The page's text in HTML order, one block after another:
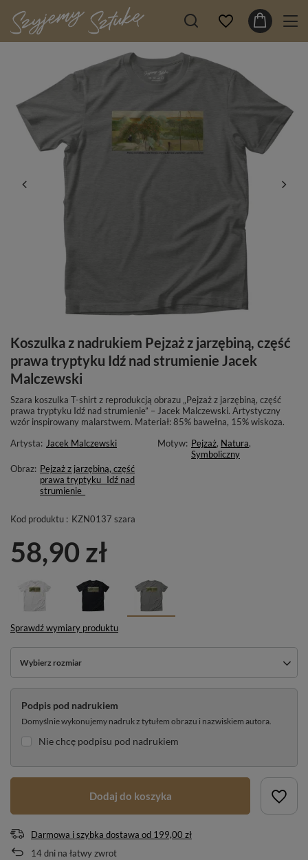
Koszulka z nadrukiem Pejzaż z jarzębiną, część
prawa tryptyku Idź nad strumienie Jacek
Malczewski
Szara koszulka T-shirt z reprodukcją obrazu „Pejzaż z jarzębiną, część
prawa tryptyku Idź nad strumienie” – Jacek Malczewski. Artystyczny
wzór inspirowany malarstwem. Materiał: 85% bawełna, 15% wiskoza.
Artysta: Jacek Malczewski Motyw: Pejzaż, Natura,
Symboliczny
Obraz: Pejzaż z jarzębiną, część
prawa tryptyku _Idź nad
strumienie_
Kod produktu : KZN0137 szara
58,90 zł
Sprawdź wymiary produktu
Wybierz rozmiar
Podpis pod nadrukiem
Domyślnie wykonujemy nadruk z tytułem obrazu i nazwiskiem autora.
Nie chcę podpisu pod nadrukiem
Dodaj do koszyka
Darmowa i szybka dostawa od 199,00 zł
14dni na łatwy zwrot